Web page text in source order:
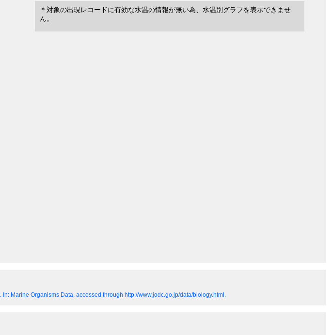
＊対象の出現レコードに有効な水温の情報が無い為、水温別グラフを表示できませ
ん。
In: Marine Organisms Data, accessed through http://www.jodc.go.jp/data/biology.html.